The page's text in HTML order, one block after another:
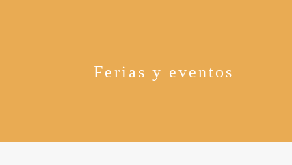
Ferias y eventos